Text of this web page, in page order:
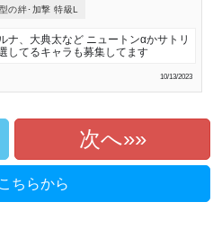
の絆･加撃 特級L
ナ、大典太など ニュートンαかサトリ
してるキャラも募集してます
10/13/2023
次へ»
ちらから